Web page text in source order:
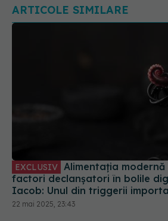
ARTICOLE SIMILARE
EXCLUSIV
factori declanșatori în bolile
Iacob: Unul din triggerii
22 mai 2025, 23:43